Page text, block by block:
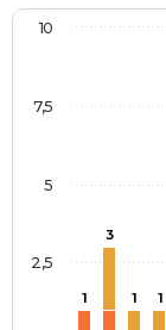
1
3
1 1
10
2,5
5
7,5